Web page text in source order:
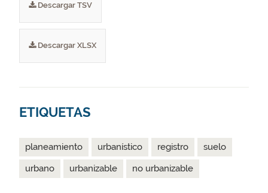
Descargar TSV
Descargar XLSX
ETIQUETAS
planeamiento urbanístico registro
suelo
urbano
urbanizable no urbanizable